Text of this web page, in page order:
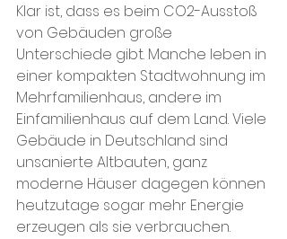
Klar ist, dass es beim CO2-Ausstoß
von Gebäuden große
Unterschiede gibt. Manche leben in
einer kompakten Stadtwohnung im
Mehrfamilienhaus, andere im
Einfamilienhaus auf dem Land. Viele
Gebäude in Deutschland sind
unsanierte Altbauten, ganz
moderne Häuser dagegen können
heutzutage sogar mehr Energie
erzeugen als sie verbrauchen.